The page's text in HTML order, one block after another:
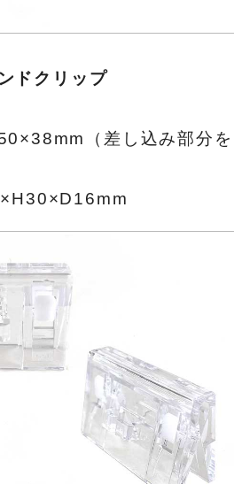
ドクリップ
（差し込み部分を